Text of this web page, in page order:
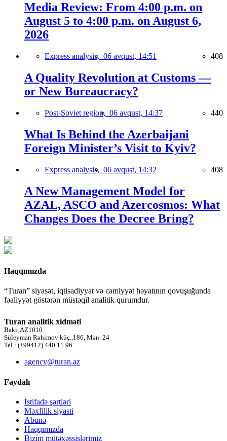
Media Review: From 4:00 p.m. on
August 5 to 4:00 p.m. on August 6,
2026
Express analysis, 06 avqust, 14:51 408
A Quality Revolution at Customs —
or New Bureaucracy?
Post-Soviet region, 06 avqust, 14:37 440
What Is Behind the Azerbaijani
Foreign Minister’s Visit to Kyiv?
Express analysis, 06 avqust, 14:32 408
A New Management Model for
AZAL, ASCO and Azercosmos: What
Changes Does the Decree Bring?
Haqqımızda
“Turan” siyasət, iqtisadiyyat və cəmiyyət həyatının qovuşuğunda
fəaliyyət göstərən müstəqil analitik qurumdur.
Turan analitik xidməti
Bakı, AZ1010
Süleyman Rəhimov küç.,186, Mən. 24
Tel.: (+99412) 440 11 96
agency@turan.az
Faydalı
İstifadə şərtləri
Məxfilik siyasti
Abunə
Haqqımızda
Bizim mütəxəssislərimiz